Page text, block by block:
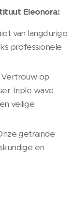
Eleonora:
van langdurige
professionele
Vertrouw op
triple wave
veilige
getrainde
en